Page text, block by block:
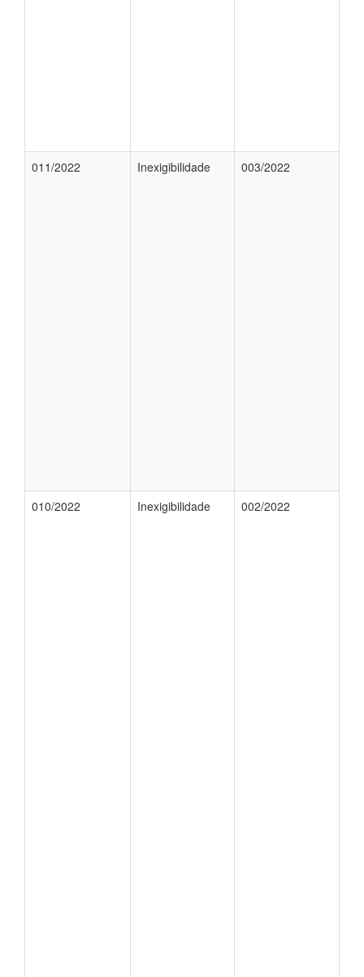
011/2022 Inexigibilidade 003/2022
010/2022 Inexigibilidade 002/2022